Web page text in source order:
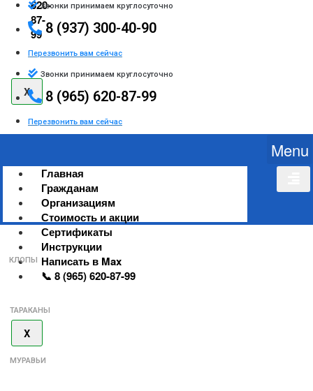
620-
87-
99
X
Звонки принимаем круглосуточно
8 (937) 300-40-90
Перезвонить вам сейчас
Звонки принимаем круглосуточно
8 (965) 620-87-99
Перезвонить вам сейчас
Menu
Главная
Гражданам
Организациям
Стоимость и акции
Сертификаты
Инструкции
Написать в Max
📞 8 (965) 620-87-99
X
КЛОПЫ
ТАРАКАНЫ
МУРАВЬИ